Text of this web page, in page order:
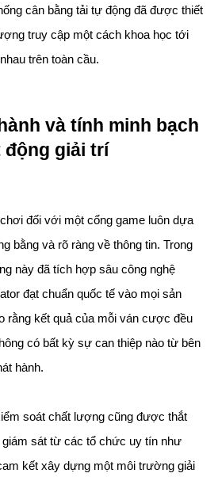
cân bằng tải tự động đã được thiết
truy cập một cách khoa học tới
trên toàn cầu.
và tính minh bạch
động giải trí
đối với một cổng game luôn dựa
bằng và rõ ràng về thông tin. Trong
này đã tích hợp sâu công nghệ
đạt chuẩn quốc tế vào mọi sản
rằng kết quả của mỗi ván cược đều
có bất kỳ sự can thiệp nào từ bên
hành.
soát chất lượng cũng được thắt
sát từ các tổ chức uy tín như
kết xây dựng một môi trường giải